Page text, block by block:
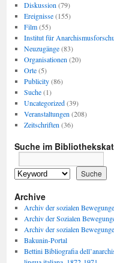
Diskussion(79)
Ereignisse(155)
Film(55)
Institut für
Neuzugänge(83)
Organisationen(20)
Orte(5)
Publicity(86)
Suche(1)
Uncategorized(39)
Veranstaltungen(208)
Zeitschriften(36)
Suche im
Archive
Archiv der sozialen
Archiv der Sozialen
Archiv der sozialen
Bakunin-Portal
Bettini Bibliografia